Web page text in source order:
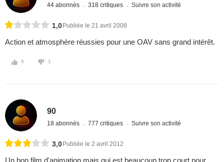
44 abonnés 318 critiques Suivre son activité
1,0 Publiée le 21 avril 2008
Action et atmosphère réussies pour une OAV sans grand intérêt.
0 1
90
18 abonnés 777 critiques Suivre son activité
3,0 Publiée le 2 avril 2012